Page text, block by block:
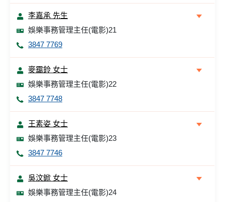
李嘉承 先生
娛樂事務管理主任(電影)21
3847 7769
麥靄鈴 女士
娛樂事務管理主任(電影)22
3847 7748
王素姿 女士
娛樂事務管理主任(電影)23
3847 7746
吳汶鍁 女士
娛樂事務管理主任(電影)24